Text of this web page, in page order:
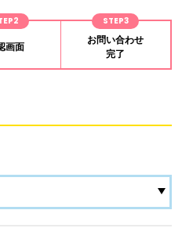
画面
STEP3
お問い合わせ
完了